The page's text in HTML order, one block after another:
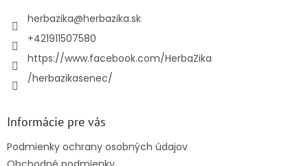
herbazika@herbazika.sk
+421911507580
https://www.facebook.com/HerbaZika
/herbazikasenec/
Informácie pre vás
Podmienky ochrany osobných údajov